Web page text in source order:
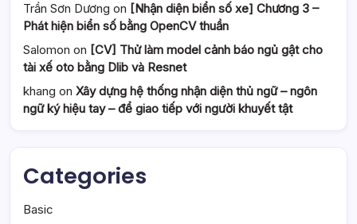
Trần Sơn Dương on [Nhận diện biển số xe] Chương 3 –
Phát hiện biển số bằng OpenCV thuần
Salomon on [CV] Thử làm model cảnh báo ngủ gật cho
tài xế oto bằng Dlib và Resnet
khang on Xây dựng hệ thống nhận diện thủ ngữ – ngôn
ngữ ký hiệu tay – để giao tiếp với người khuyết tật
Categories
Basic